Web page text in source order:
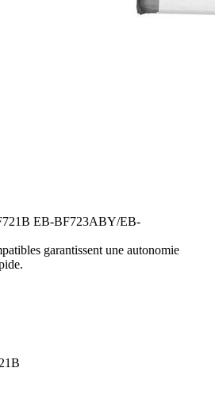
EB-BF723ABY/EB-
garantissent une autonomie